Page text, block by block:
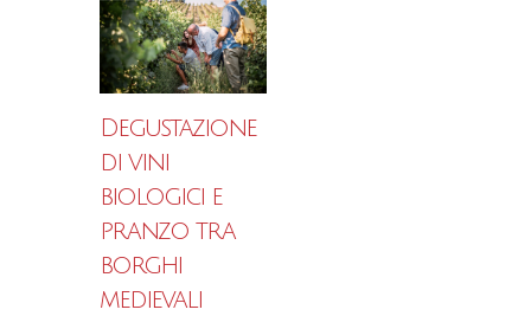
Degustazione
di vini
biologici e
pranzo tra
borghi
medievali